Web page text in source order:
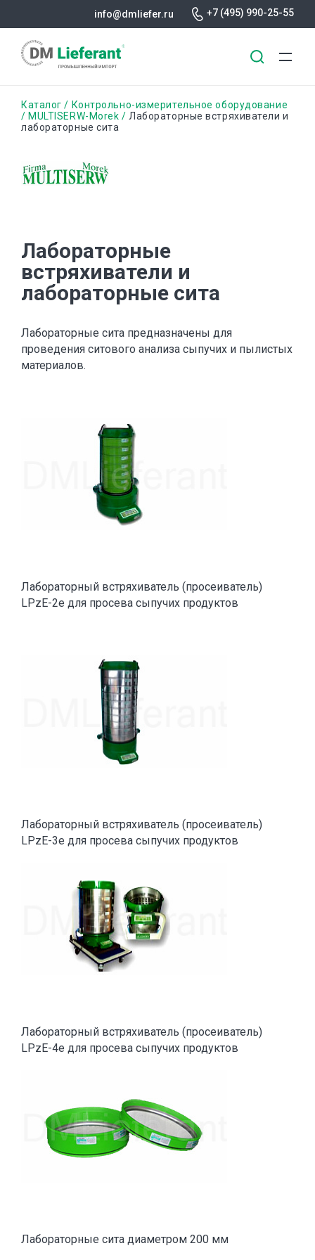
основному
info@dmliefer.ru +7 (495) 990-25-55
Строка
навигации
Каталог
Контрольно-измерительное оборудование
MULTISERW-Morek
Лабораторные встряхиватели и
лабораторные сита
Лабораторные
встряхиватели и
лабораторные сита
Лабораторные сита предназначены для
проведения ситового анализа сыпучих и пылистых
материалов.
Лабораторный встряхиватель (просеиватель)
LPzE-2e для просева сыпучих продуктов
Лабораторный встряхиватель (просеиватель)
LPzE-3e для просева сыпучих продуктов
Лабораторный встряхиватель (просеиватель)
LPzE-4e для просева сыпучих продуктов
Лабораторные сита диаметром 200 мм